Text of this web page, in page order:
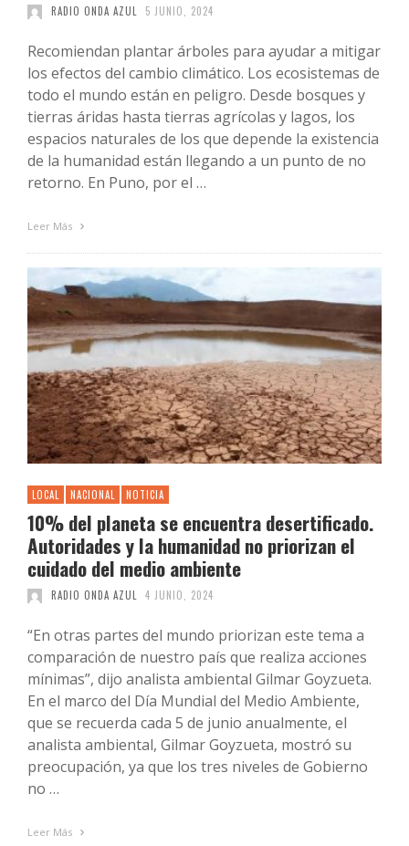
RADIO ONDA AZUL 5 JUNIO, 2024
Recomiendan plantar árboles para ayudar a mitigar
los efectos del cambio climático. Los ecosistemas de
todo el mundo están en peligro. Desde bosques y
tierras áridas hasta tierras agrícolas y lagos, los
espacios naturales de los que depende la existencia
de la humanidad están llegando a un punto de no
retorno. En Puno, por el …
Leer Más
LOCAL NACIONAL NOTICIA
10% del planeta se encuentra desertificado.
Autoridades y la humanidad no priorizan el
cuidado del medio ambiente
RADIO ONDA AZUL 4 JUNIO, 2024
“En otras partes del mundo priorizan este tema a
comparación de nuestro país que realiza acciones
mínimas”, dijo analista ambiental Gilmar Goyzueta.
En el marco del Día Mundial del Medio Ambiente,
que se recuerda cada 5 de junio anualmente, el
analista ambiental, Gilmar Goyzueta, mostró su
preocupación, ya que los tres niveles de Gobierno
no …
Leer Más